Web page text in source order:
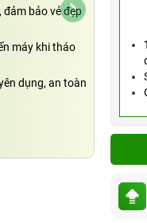
bảo vẻ đẹp
máy khi tháo
dụng, an toàn